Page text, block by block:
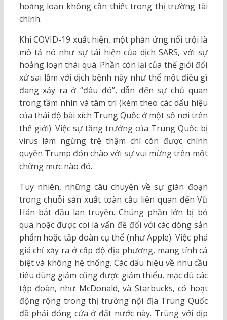
hoảng loạn không cần thiết trong thị trường tài
chính.
Khi COVID-19 xuất hiện, một phản ứng nổi trội là
mô tả nó như sự tái hiện của dịch SARS, với sự
hoảng loạn thái quá. Phần còn lại của thế giới đối
xử sai lầm với dịch bệnh này như thể một điều gì
đang xảy ra ở “đâu đó”, dẫn đến sự chủ quan
trong tầm nhìn và tâm trí (kèm theo các dấu hiệu
của thái độ bài xích Trung Quốc ở một số nơi trên
thế giới). Việc sự tăng trưởng của Trung Quốc bị
virus làm ngừng trệ thậm chí còn được chính
quyền Trump đón chào với sự vui mừng trên một
chừng mực nào đó.
Tuy nhiên, những câu chuyện về sự gián đoạn
trong chuỗi sản xuất toàn cầu liên quan đến Vũ
Hán bắt đầu lan truyền. Chúng phần lớn bị bỏ
qua hoặc được coi là vấn đề đối với các dòng sản
phẩm hoặc tập đoàn cụ thể (như Apple). Việc phá
giá chỉ xảy ra ở cấp độ địa phương, mang tính cá
biệt và không hệ thống. Các dấu hiệu về nhu cầu
tiêu dùng giảm cũng được giảm thiểu, mặc dù các
tập đoàn, như McDonald, và Starbucks, có hoạt
động rộng trong thị trường nội địa Trung Quốc
đã phải đóng cửa ở đất nước này. Trùng với dịp